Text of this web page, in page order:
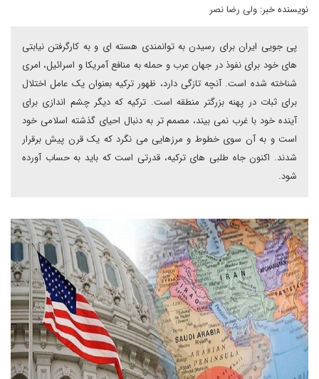
نویسنده خبر: ولی رضا نصر
پی جویی ایران برای رسیدن به توانمندی هسته ای و به کارگرفتن نیابتی
های خود برای نفوذ در جهان عرب و حمله به منافع آمریکا و اسرائیل، امری
شناخته شده است. آنچه تازگی دارد، ظهور ترکیه بعنوان یک عامل اختلال
برای ثبات در پهنه بزرگتر منطقه است. ترکیه که دیگر چشم اندازی برای
آینده خود با غرب نمی بیند، مصمم تر به دنبال احیای گذشته اسلامی خود
است و به آن سوی خطوط و مرزهایی می نگرد که یک قرن پیش برقرار
شدند. اکنون جاه طلبی های ترکیه، قدرتی است که باید به حساب آورده
شود.